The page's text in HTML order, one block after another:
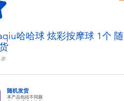
哈哈球 炫彩按摩球 1个 随
岁
随机发货
本产品包括不同颜